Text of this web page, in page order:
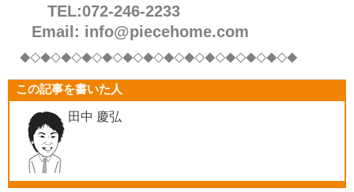
TEL:072-246-2233
Email: info@piecehome.com
◆◇◆◇◆◇◆◇◆◇◆◇◆◇◆◇◆◇◆◇◆◇◆◇◆◇◆
この記事を書いた人
田中 慶弘